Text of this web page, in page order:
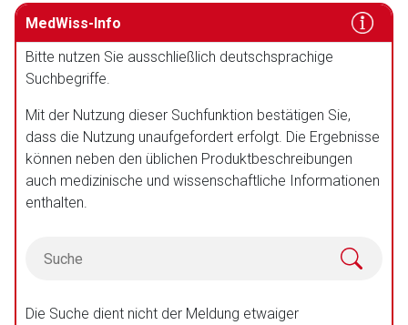
MedWiss-Info
Bitte nutzen Sie ausschließlich deutschsprachige
Suchbegriffe.
Mit der Nutzung dieser Suchfunktion bestätigen Sie,
dass die Nutzung unaufgefordert erfolgt. Die Ergebnisse
können neben den üblichen Produktbeschreibungen
auch medizinische und wissenschaftliche Informationen
enthalten.
Die Suche dient nicht der Meldung etwaiger